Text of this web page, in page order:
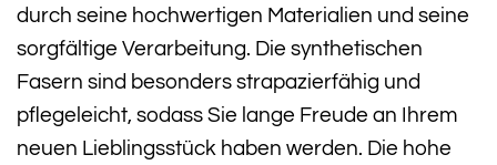
durch seine hochwertigen Materialien und seine
sorgfältige Verarbeitung. Die synthetischen
Fasern sind besonders strapazierfähig und
pflegeleicht, sodass Sie lange Freude an Ihrem
neuen Lieblingsstück haben werden. Die hohe